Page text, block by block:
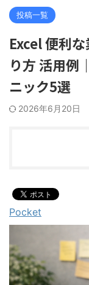
投稿一覧
Excel 便利
り方 活用例
ニック5選
2026年6月20日
Pocket